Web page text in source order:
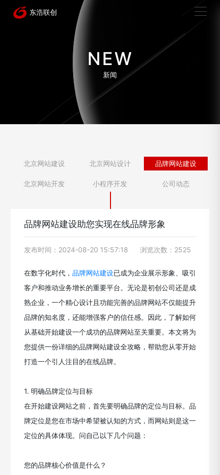
NEW
新闻
北京网站建设 北京网站设计 品牌网站建设
北京网站开发 小程序开发 公司动态
品牌网站建设助您实现在线品牌形象
发布时间：2024-08-20 15:57:18 浏览次数：2525
在数字化时代， 品牌网站建设已成为企业展示形象、吸引
客户和推动业务增长的重要平台。无论是初创公司还是成
熟企业，一个精心设计且功能完善的品牌网站不仅能提升
品牌的知名度，还能增强客户的信任感。因此，了解如何
从基础开始建设一个成功的品牌网站至关重要。本文将为
您提供一份详细的品牌网站建设全攻略，帮助您从零开始
打造一个引人注目的在线品牌。
1. 明确品牌定位与目标
在开始建设网站之前，首先要明确品牌的定位与目标。品
牌定位是您在市场中希望被认知的方式，而网站则是这一
定位的具体体现。问自己以下几个问题：
您的品牌核心价值是什么？